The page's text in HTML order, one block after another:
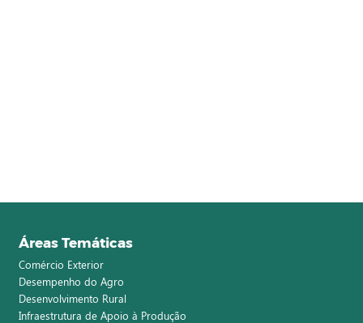
Áreas Temáticas
Comércio Exterior
Desempenho do Agro
Desenvolvimento Rural
Infraestrutura de Apoio à Produção